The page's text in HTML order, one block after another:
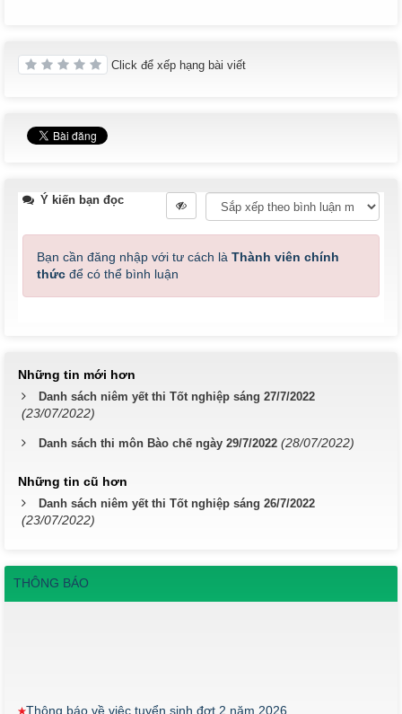
Click để xếp hạng bài viết
Ý kiến bạn đọc
Bạn cần đăng nhập với tư cách là Thành viên chính
thức để có thể bình luận
Những tin mới hơn
Danh sách niêm yết thi Tốt nghiệp sáng 27/7/2022
(23/07/2022)
Danh sách thi môn Bào chế ngày 29/7/2022 (28/07/2022)
Những tin cũ hơn
Danh sách niêm yết thi Tốt nghiệp sáng 26/7/2022
(23/07/2022)
THÔNG BÁO
Thông báo về việc tuyển sinh đợt 2 năm 2026